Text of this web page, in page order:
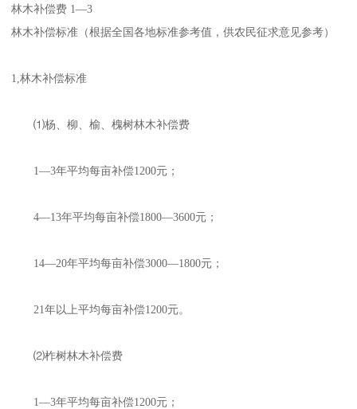
林木补偿费 1—3
林木补偿标准（根据全国各地标准参考值，供农民征求意见参考）
1,林木补偿标准
⑴杨、柳、榆、槐树林木补偿费
1—3年平均每亩补偿1200元；
4—13年平均每亩补偿1800—3600元；
14—20年平均每亩补偿3000—1800元；
21年以上平均每亩补偿1200元。
⑵柞树林木补偿费
1—3年平均每亩补偿1200元；